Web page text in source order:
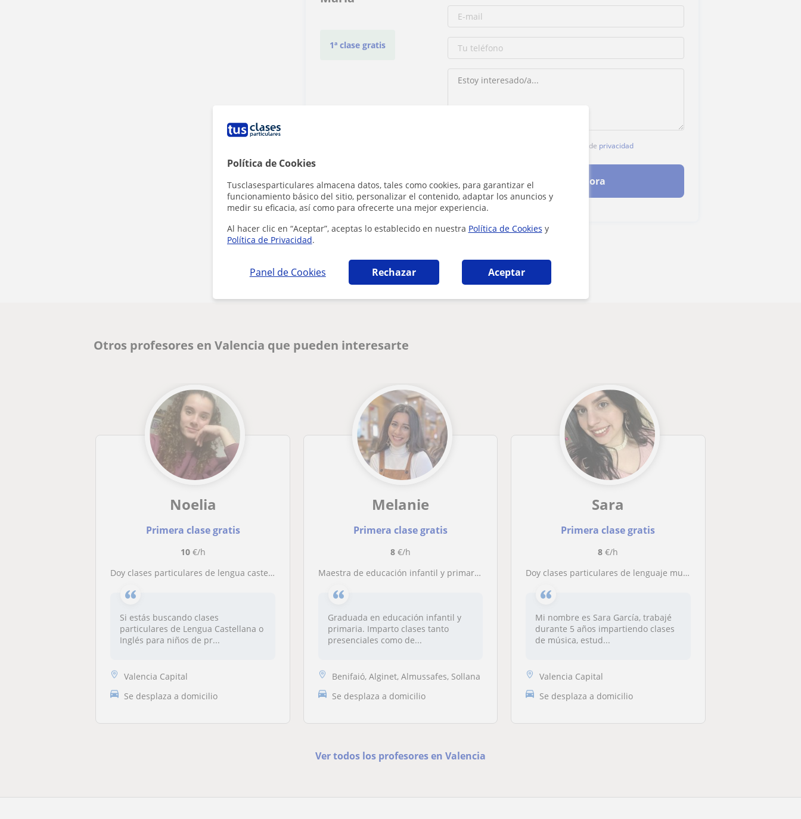
Política de Cookies
Tusclasesparticulares almacena datos, tales como cookies, para garantizar el
funcionamiento básico del sitio, personalizar el contenido, adaptar los anuncios y
medir su eficacia, así como para ofrecerte una mejor experiencia.
Al hacer clic en “Aceptar”, aceptas lo establecido en nuestra Política de Cookies y
Política de Privacidad.
Panel de Cookies Rechazar Aceptar
1ª clase gratis
y de privacidad
Contactar ahora
Otros profesores en Valencia que pueden interesarte
Noelia
Primera clase gratis
10€/h
Doy clases particulares de lengua castellana o inglés a niños de infantil y primaria
Si estás buscando clases
particulares de Lengua Castellana o
Inglés para niños de pr...
Valencia Capital
Se desplaza a domicilio
Melanie
Primera clase gratis
8€/h
Maestra de educación infantil y primaria imparte clases de todas las asignaturas a alumnos de hasta 4ºESO
Graduada en educación infantil y
primaria. Imparto clases tanto
presenciales como de...
Benifaió, Alginet, Almussafes, Sollana
Se desplaza a domicilio
Sara
Primera clase gratis
8 €/h
Doy clases particulares de lenguaje musical básico, flauta dulce, castellano y literatura , historia y sociales
Mi nombre es Sara García, trabajé
durante 5 años impartiendo clases
de música, estud...
Valencia Capital
Se desplaza a domicilio
Ver todos los profesores en Valencia